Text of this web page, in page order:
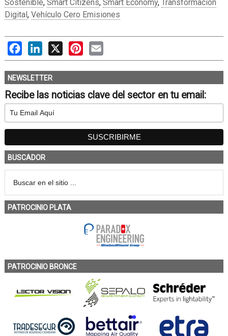
Sostenible, Smart Citizens, Smart Economy,
Transformación
Digital, Vehículo Cero Emisiones
FacebookLinkedIn
X PinterestEmail
NEWSLETTER
Recibe las noticias clave del sector en tu email:
BUSCADOR
PATROCINIO PLATA
PATROCINIO BRONCE